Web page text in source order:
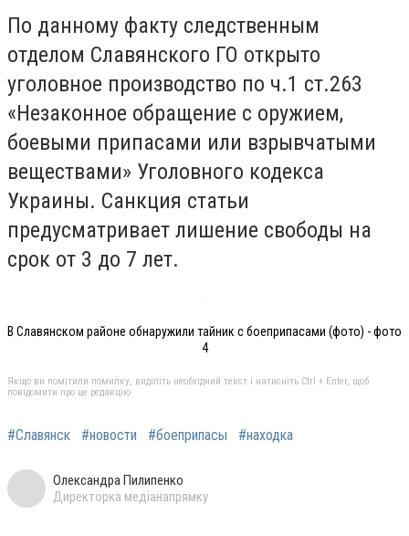
По данному факту следственным
отделом Славянского ГО открыто
уголовное производство по ч.1 ст.263
«Незаконное обращение с оружием,
боевыми припасами или взрывчатыми
веществами» Уголовного кодекса
Украины. Санкция статьи
предусматривает лишение свободы на
срок от 3 до 7 лет.
В Славянском районе обнаружили тайник с боеприпасами (фото) - фото
4
Якщо ви помітили помилку, виділіть необхідний текст і натисніть Ctrl + Enter, щоб
повідомити про це редакцію
#Славянск #новости #боеприпасы #находка
Олександра Пилипенко
Директорка медіанапрямку